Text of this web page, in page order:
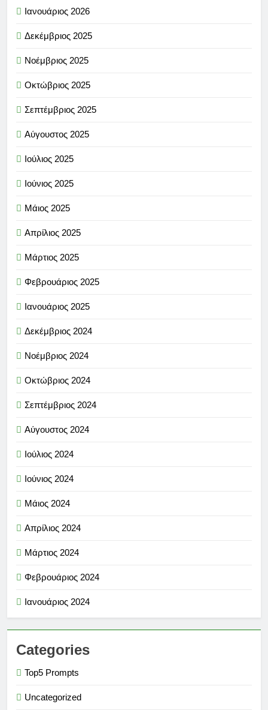
Ιανουάριος 2026
Δεκέμβριος 2025
Νοέμβριος 2025
Οκτώβριος 2025
Σεπτέμβριος 2025
Αύγουστος 2025
Ιούλιος 2025
Ιούνιος 2025
Μάιος 2025
Απρίλιος 2025
Μάρτιος 2025
Φεβρουάριος 2025
Ιανουάριος 2025
Δεκέμβριος 2024
Νοέμβριος 2024
Οκτώβριος 2024
Σεπτέμβριος 2024
Αύγουστος 2024
Ιούλιος 2024
Ιούνιος 2024
Μάιος 2024
Απρίλιος 2024
Μάρτιος 2024
Φεβρουάριος 2024
Ιανουάριος 2024
Categories
Top5 Prompts
Uncategorized